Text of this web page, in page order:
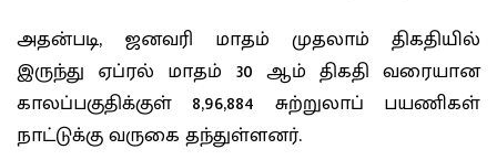
அதன்படி, ஜனவரி மாதம் முதலாம் திகதியில்
இருந்து ஏப்ரல் மாதம் 30 ஆம் திகதி வரையான
காலப்பகுதிக்குள் 8,96,884 சுற்றுலாப் பயணிகள்
நாட்டுக்கு வருகை தந்துள்ளனர்.